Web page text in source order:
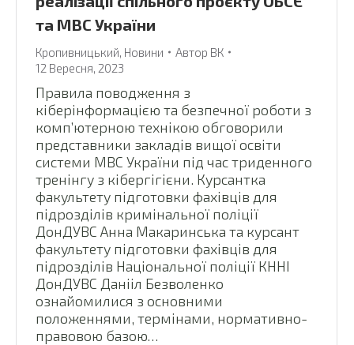
та МВС України
Кропивницький Новини Автор ВК
12 Вересня, 2023
Правила поводження з
кіберінформацією та безпечної роботи з
комп’ютерною технікою обговорили
представники закладів вищої освіти
системи МВС України під час триденного
тренінгу з кібергігієни. Курсантка
факультету підготовки фахівців для
підрозділів кримінальної поліції
ДонДУВС Анна Макаринська та курсант
факультету підготовки фахівців для
підрозділів Національної поліції КННІ
ДонДУВС Данііл Безволенко
ознайомилися з основними
положеннями, термінами, нормативно-
правовою базою…